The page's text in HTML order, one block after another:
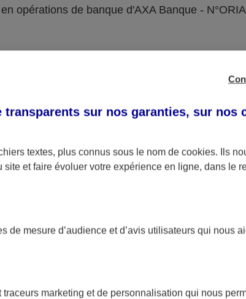
opérations de banque d'AXA Banque -
transparents sur nos garanties, sur nos
textes, plus connus sous le nom de cookies. Ils
et faire évoluer votre expérience en ligne, dans le
de mesure d’audience et d’avis utilisateurs qui nous
traceurs marketing et de personnalisation qui nous